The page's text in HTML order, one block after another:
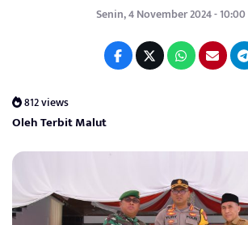
Senin, 4 November 2024 - 10:00
812 views
Oleh Terbit Malut